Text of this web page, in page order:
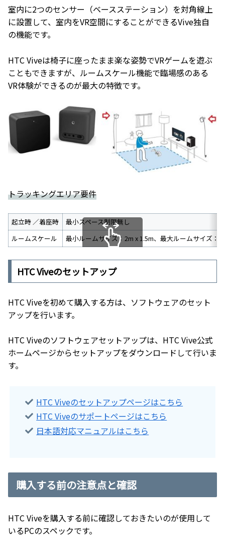
室内に2つのセンサー（ベースステーション）を対角線上
に設置して、室内をVR空間にすることができるVive独自
の機能です。
HTC Viveは椅子に座ったまま楽な姿勢でVRゲームを遊ぶ
こともできますが、ルームスケール機能で臨場感のある
VR体験ができるのが最大の特徴です。
トラッキングエリア要件
起立時 ／着座時
最小スペース制限無し
ルームスケール
最小ルームサイズ：2m x 1.5m、最大ルームサイズ：
HTC Viveのセットアップ
HTC Viveを初めて購入する方は、ソフトウェアのセット
アップを行います。
HTC Viveのソフトウェアセットアップは、HTC Vive公式
ホームページからセットアップをダウンロードして行いま
す。
HTC Viveのセットアップページはこちら
HTC Viveのサポートページはこちら
日本語対応マニュアルはこちら
購入する前の注意点と確認
HTC Viveを購入する前に確認しておきたいのが使用して
いるPCのスペックです。